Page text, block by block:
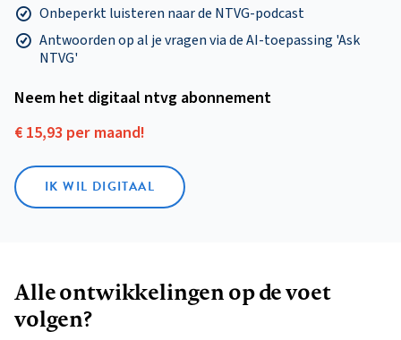
Onbeperkt luisteren naar de NTVG-podcast
Antwoorden op al je vragen via de AI-toepassing 'Ask
NTVG'
Neem het digitaal ntvg abonnement
€ 15,93 per maand!
IK WIL DIGITAAL
Alle ontwikkelingen op de voet
volgen?